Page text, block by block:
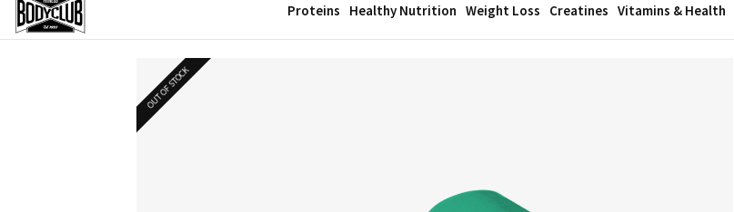
Proteins Healthy Nutrition Weight Loss Creatines Vitamins & Health
OUT OF STOCK